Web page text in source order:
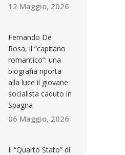
12 Maggio, 2026
Fernando De
Rosa, il “capitano
romantico”: una
biografia riporta
alla luce il giovane
socialista caduto in
Spagna
06 Maggio, 2026
Il “Quarto Stato” di